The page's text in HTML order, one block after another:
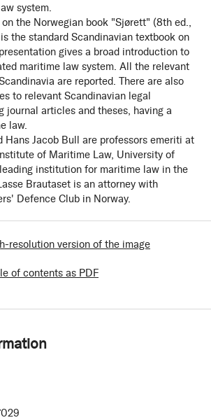
system.
the Norwegian book "Sjørett" (8th ed.,
the standard Scandinavian textbook on
gives a broad introduction to
maritime law system. All the relevant
are reported. There are also
to relevant Scandinavian legal
journal articles and theses, having a
law.
Hans Jacob Bull are professors emeriti at
of Maritime Law, University of
institution for maritime law in the
Brautaset is an attorney with
Defence Club in Norway.
resolution version of the image
of contents as PDF